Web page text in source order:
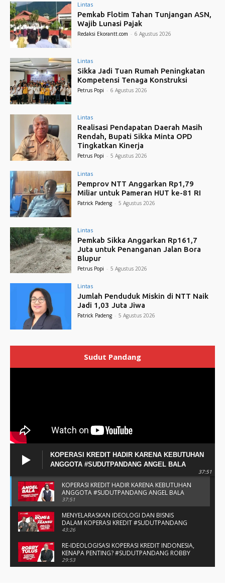
Lintas
Pemkab Flotim Tahan Tunjangan ASN,
Wajib Lunasi Pajak
Redaksi Ekorantt.com - 6 Agustus 2026
Lintas
Sikka Jadi Tuan Rumah Peningkatan
Kompetensi Tenaga Konstruksi
Petrus Popi - 6 Agustus 2026
Lintas
Realisasi Pendapatan Daerah Masih
Rendah, Bupati Sikka Minta OPD
Tingkatkan Kinerja
Petrus Popi - 5 Agustus 2026
Lintas
Pemprov NTT Anggarkan Rp1,79
Miliar untuk Pameran HUT ke-81 RI
Patrick Padeng - 5 Agustus 2026
Lintas
Pemkab Sikka Anggarkan Rp161,7
Juta untuk Penanganan Jalan Bora
Blupur
Petrus Popi - 5 Agustus 2026
Lintas
Jumlah Penduduk Miskin di NTT Naik
Jadi 1,03 Juta Jiwa
Patrick Padeng - 5 Agustus 2026
Sudut Pandang
KOPERASI KREDIT HADIR KARENA KEBUTUHAN
ANGGOTA #SUDUTPANDANG ANGEL BALA
37:51
KOPERASI KREDIT HADIR KARENA KEBUTUHAN
ANGGOTA #SUDUTPANDANG ANGEL BALA
37:51
MENYELARASKAN IDEOLOGI DAN BISNIS
DALAM KOPERASI KREDIT #SUDUTPANDANG
BAPAK ROMI & BAPAK FRANSU
43:26
RE-IDEOLOGISASI KOPERASI KREDIT INDONESIA,
KENAPA PENTING? #SUDUTPANDANG ROBBY
TULUS
29:53